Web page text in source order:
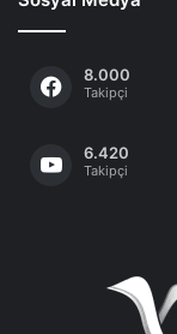
8.000
Takipçi
6.420
Takipçi